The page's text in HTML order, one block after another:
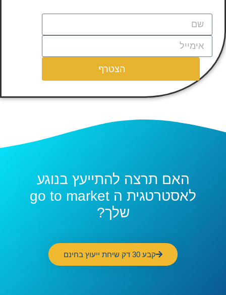
הצטרף
האם תרצה להתייעץ בנוגע
לאסטרטגית ה go to market
שלך?
קבע 30 דק שיחת ייעוץ בחינם